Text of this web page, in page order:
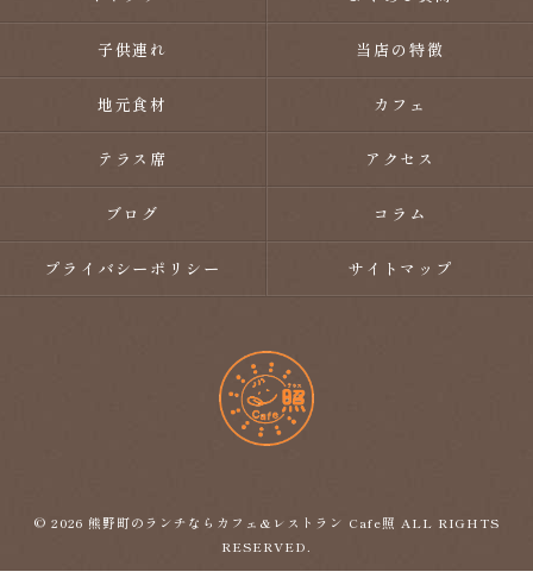
子供連れ 当店の特徴
地元食材 カフェ
テラス席 アクセス
ブログ コラム
プライバシーポリシー サイトマップ
© 2026 熊野町のランチならカフェ&レストラン Cafe照 ALL RIGHTS
RESERVED.